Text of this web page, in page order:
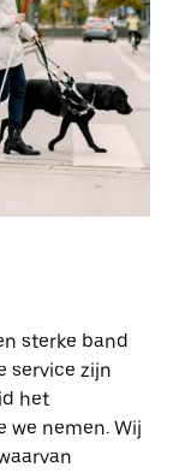
sterke band
service zijn
het
we nemen. Wij